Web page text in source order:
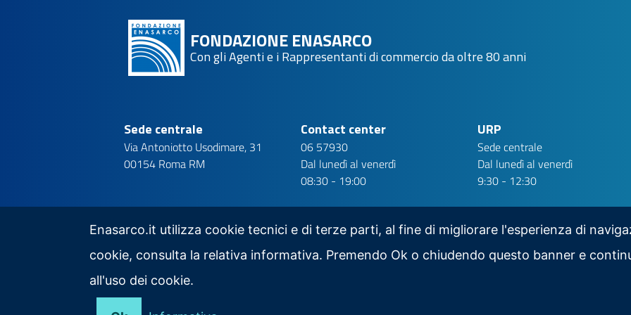
FONDAZIONE ENASARCO
Con gli Agenti e i Rappresentanti di commercio da oltre 80 anni
Sede centrale
Via Antoniotto Usodimare, 31
00154 Roma RM
Contact center
06 57930
Dal lunedì al venerdì
08:30 - 19:00
URP
Sede centrale
Dal lunedì al venerdì
9:30 - 12:30
Seguici su Scarica la nostra app per mobile
Enasarco.it utilizza cookie tecnici e di terze parti, al fine di migliorare l'esperienza di
cookie, consulta la relativa informativa. Premendo Ok o chiudendo questo banner e
all'uso dei cookie.